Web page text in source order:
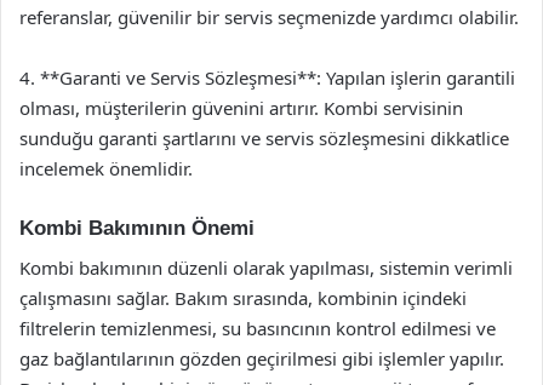
referanslar, güvenilir bir servis seçmenizde yardımcı olabilir.
4. **Garanti ve Servis Sözleşmesi**: Yapılan işlerin garantili
olması, müşterilerin güvenini artırır. Kombi servisinin
sunduğu garanti şartlarını ve servis sözleşmesini dikkatlice
incelemek önemlidir.
Kombi Bakımının Önemi
Kombi bakımının düzenli olarak yapılması, sistemin verimli
çalışmasını sağlar. Bakım sırasında, kombinin içindeki
filtrelerin temizlenmesi, su basıncının kontrol edilmesi ve
gaz bağlantılarının gözden geçirilmesi gibi işlemler yapılır.